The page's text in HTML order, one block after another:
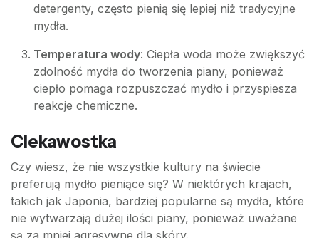
detergenty, często pienią się lepiej niż tradycyjne
mydła.
Temperatura wody: Ciepła woda może zwiększyć
zdolność mydła do tworzenia piany, ponieważ
ciepło pomaga rozpuszczać mydło i przyspiesza
reakcje chemiczne.
Ciekawostka
Czy wiesz, że nie wszystkie kultury na świecie
preferują mydło pieniące się? W niektórych krajach,
takich jak Japonia, bardziej popularne są mydła, które
nie wytwarzają dużej ilości piany, ponieważ uważane